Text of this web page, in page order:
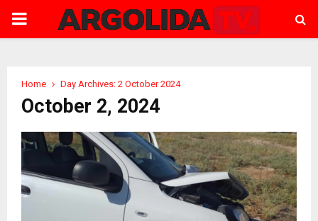
PRIMARY
Home Day Archives: 2 October 2024
October 2, 2024